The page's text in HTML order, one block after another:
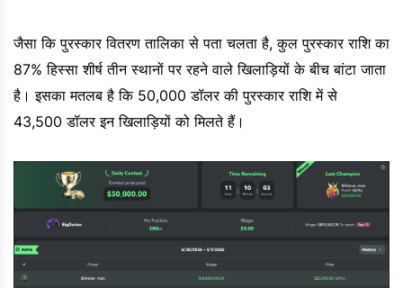
जैसा कि पुरस्कार वितरण तालिका से पता चलता है, कुल पुरस्कार राशि का
87% हिस्सा शीर्ष तीन स्थानों पर रहने वाले खिलाड़ियों के बीच बांटा जाता
है। इसका मतलब है कि 50,000 डॉलर की पुरस्कार राशि में से
43,500 डॉलर इन खिलाड़ियों को मिलते हैं।